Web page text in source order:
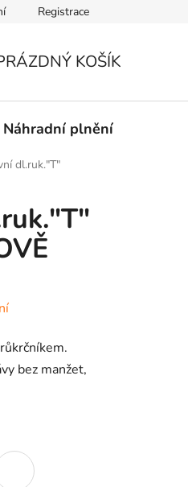
Registrace
KOŠÍK
Náhradní plnění
dl.ruk."T"
bez manžet,